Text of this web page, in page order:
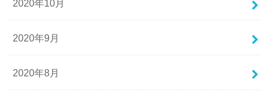
2020年10月
2020年9月
2020年8月